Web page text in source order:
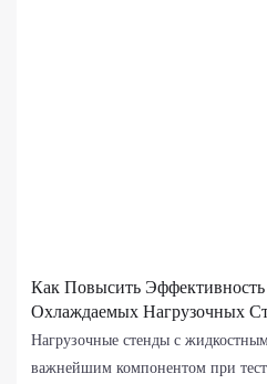
Как Повысить
Охлаждаемых Нагрузочных
Нагрузочные стенды с
важнейшим компонентом при